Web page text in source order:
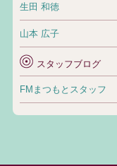
生田 和徳
山本 広子
スタッフブログ
FMまつもとスタッフ